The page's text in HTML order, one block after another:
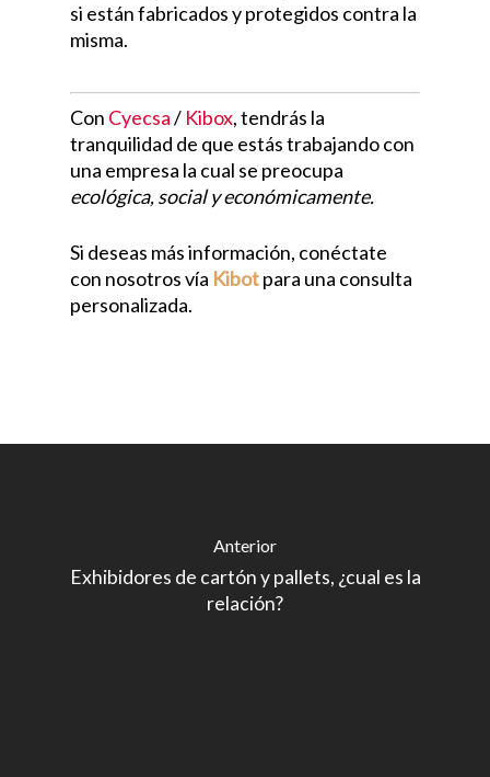
si están fabricados y protegidos contra la
misma.
Con Cyecsa/ Kibox, tendrás la
tranquilidad de que estás trabajando con
una empresa la cual se preocupa
ecológica, social y económicamente.
Si deseas más información, conéctate
con nosotros vía Kibotpara una consulta
personalizada.
Anterior
Exhibidores de cartón y pallets, ¿cual es la
relación?